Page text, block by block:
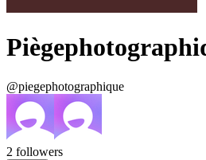
@piegephotographique
2 followers